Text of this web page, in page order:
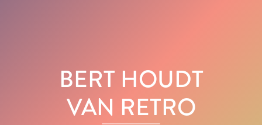
BERT HOUDT
VAN RETRO